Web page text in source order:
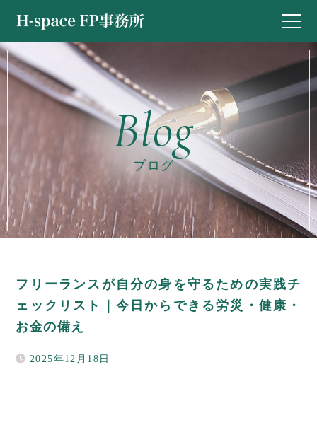
ブログ
フリーランスが自分の身を守るための実践チ
ェックリスト｜今日からできる労災・健康・
お金の備え
2025年12月18日